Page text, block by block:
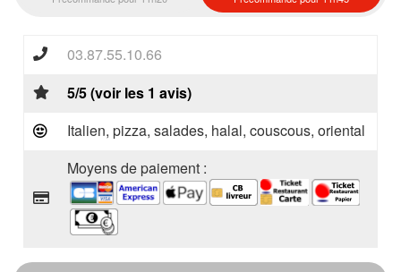
03.87.55.10.66
5/5 (voir les 1 avis)
Italien, pizza, salades, halal, couscous, oriental
Moyens de paiement :